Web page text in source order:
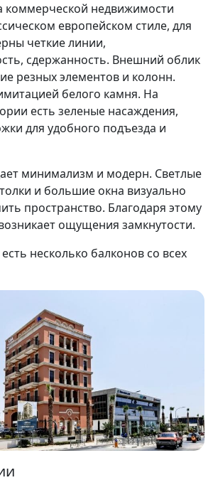
коммерческой недвижимости
европейском стиле, для
четкие линии,
сдержанность. Внешний облик
резных элементов и колонн.
белого камня. На
есть зеленые насаждения,
для удобного подъезда и
минимализм и модерн. Светлые
и большие окна визуально
пространство. Благодаря этому
ощущения замкнутости.
несколько балконов со всех